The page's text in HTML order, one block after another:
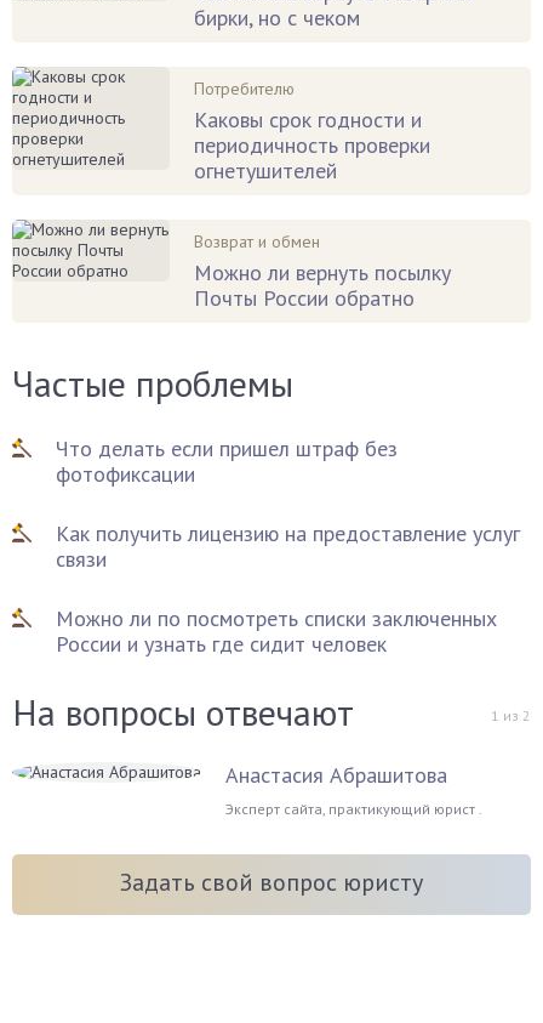
бирки, но с чеком
Потребителю
Каковы срок годности и
периодичность проверки
огнетушителей
Возврат и обмен
Можно ли вернуть посылку
Почты России обратно
Частые проблемы
Что делать если пришел штраф без
фотофиксации
Как получить лицензию на предоставление услуг
связи
Можно ли по посмотреть списки заключенных
России и узнать где сидит человек
На вопросы отвечают 1 из 2
Анастасия Абрашитова
Эксперт сайта, практикующий юрист .
Задать свой вопрос юристу